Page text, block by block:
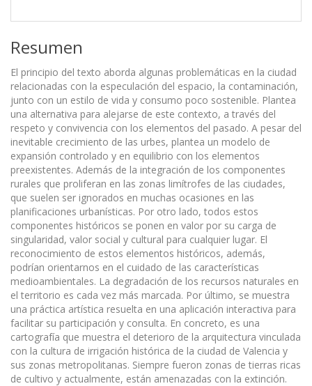
Resumen
El principio del texto aborda algunas problemáticas en la ciudad
relacionadas con la especulación del espacio, la contaminación,
junto con un estilo de vida y consumo poco sostenible. Plantea
una alternativa para alejarse de este contexto, a través del
respeto y convivencia con los elementos del pasado. A pesar del
inevitable crecimiento de las urbes, plantea un modelo de
expansión controlado y en equilibrio con los elementos
preexistentes. Además de la integración de los componentes
rurales que proliferan en las zonas limítrofes de las ciudades,
que suelen ser ignorados en muchas ocasiones en las
planificaciones urbanísticas. Por otro lado, todos estos
componentes históricos se ponen en valor por su carga de
singularidad, valor social y cultural para cualquier lugar. El
reconocimiento de estos elementos históricos, además,
podrían orientarnos en el cuidado de las características
medioambientales. La degradación de los recursos naturales en
el territorio es cada vez más marcada. Por último, se muestra
una práctica artística resuelta en una aplicación interactiva para
facilitar su participación y consulta. En concreto, es una
cartografía que muestra el deterioro de la arquitectura vinculada
con la cultura de irrigación histórica de la ciudad de Valencia y
sus zonas metropolitanas. Siempre fueron zonas de tierras ricas
de cultivo y actualmente, están amenazadas con la extinción.